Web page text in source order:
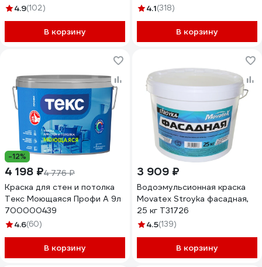
4.9(102)
В корзину
700001121
4.1(318)
В корзину
-12%
4 198 ₽4 776 ₽
Краска для стен и потолка
Текс Моющаяся Профи A 9л
700000439
4.6(60)
В корзину
3 909 ₽
Водоэмульсионная краска
Movatex Stroyka фасадная,
25 кг Т31726
4.5(139)
В корзину